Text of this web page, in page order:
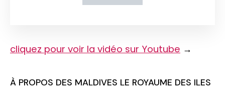
cliquez pour voir la vidéo sur Youtube →
À PROPOS DES MALDIVES LE ROYAUME DES ILES